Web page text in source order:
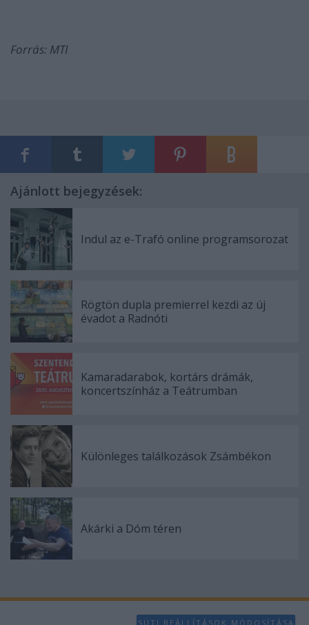
Forrás: MTI
Ajánlott bejegyzések:
Indul az e-Trafó online programsorozat
Rögtön dupla premierrel kezdi az új
évadot a Radnóti
Kamaradarabok, kortárs drámák,
koncertszínház a Teátrumban
Különleges találkozások Zsámbékon
Akárki a Dóm téren
SÜTI BEÁLLÍTÁSOK MÓDOSÍTÁSA